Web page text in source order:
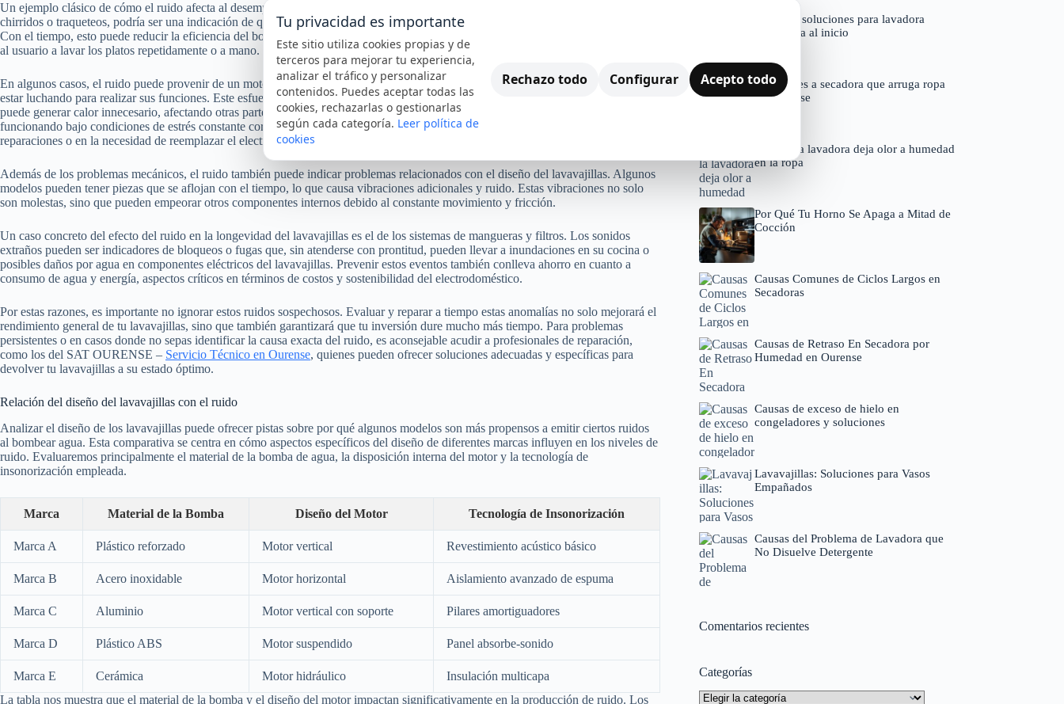
Un ejemplo clásico de cómo el ruido afecta al desempeño es cuando los sonidos provienen de la bomba de agua. Si la bomba emite
chirridos o traqueteos, podría ser una indicación de que está obstruida por residuos o está empezando a fallar debido al desgaste.
Con el tiempo, esto puede reducir la eficiencia del bombeo de agua, causando que los platos no se limpien adecuadamente, forzando
al usuario a lavar los platos repetidamente o a mano.
En algunos casos, el ruido puede provenir de un motor defectuoso. Un motor que emite un zumbido inusual o prolongado podría
estar luchando para realizar sus funciones. Este esfuerzo adicional no solo incrementa el consumo de energía, sino que también
puede generar calor innecesario, afectando otras partes del lavavajillas y acortando su vida útil. De igual forma, un motor que está
funcionando bajo condiciones de estrés constante corre un riesgo más alto de averiarse completamente, lo que resulta en costosas
reparaciones o en la necesidad de reemplazar el electrodoméstico.
Además de los problemas mecánicos, el ruido también puede indicar problemas relacionados con el diseño del lavavajillas. Algunos
modelos pueden tener piezas que se aflojan con el tiempo, lo que causa vibraciones adicionales y ruido. Estas vibraciones no solo
son molestas, sino que pueden empeorar otros componentes internos debido al constante movimiento y fricción.
Un caso concreto del efecto del ruido en la longevidad del lavavajillas es el de los sistemas de mangueras y filtros. Los sonidos
extraños pueden ser indicadores de bloqueos o fugas que, sin atenderse con prontitud, pueden llevar a inundaciones en su cocina o
posibles daños por agua en componentes eléctricos del lavavajillas. Prevenir estos eventos también conlleva ahorro en cuanto a
consumo de agua y energía, aspectos críticos en términos de costos y sostenibilidad del electrodoméstico.
Por estas razones, es importante no ignorar estos ruidos sospechosos. Evaluar y reparar a tiempo estas anomalías no solo mejorará el
rendimiento general de tu lavavajillas, sino que también garantizará que tu inversión dure mucho más tiempo. Para problemas
persistentes o en casos donde no sepas identificar la causa exacta del ruido, es aconsejable acudir a profesionales de reparación,
como los del SAT OURENSE – Servicio Técnico en Ourense, quienes pueden ofrecer soluciones adecuadas y específicas para
devolver tu lavavajillas a su estado óptimo.
Relación del diseño del lavavajillas con el ruido
Analizar el diseño de los lavavajillas puede ofrecer pistas sobre por qué algunos modelos son más propensos a emitir ciertos ruidos
al bombear agua. Esta comparativa se centra en cómo aspectos específicos del diseño de diferentes marcas influyen en los niveles de
ruido. Evaluaremos principalmente el material de la bomba de agua, la disposición interna del motor y la tecnología de
insonorización empleada.
Marca Material de la Bomba Diseño del Motor Tecnología de Insonorización
Marca A Plástico reforzado Motor vertical Revestimiento acústico básico
Marca B Acero inoxidable Motor horizontal Aislamiento avanzado de espuma
Marca C Aluminio Motor vertical con soporte Pilares amortiguadores
Marca D Plástico ABS Motor suspendido Panel absorbe-sonido
Marca E Cerámica Motor hidráulico
Insulación multicapa
La tabla nos muestra que el material de la bomba y el diseño del motor impactan significativamente en la producción de ruido. Los
Causas y soluciones para lavadora
bloqueada al inicio
Soluciones a secadora que arruga ropa
en Ourense
Por qué la lavadora deja olor a humedad
en la ropa
Por Qué Tu Horno Se Apaga a Mitad de
Cocción
Causas Comunes de Ciclos Largos en
Secadoras
Causas de Retraso En Secadora por
Humedad en Ourense
Causas de exceso de hielo en
congeladores y soluciones
Lavavajillas: Soluciones para Vasos
Empañados
Causas del Problema de Lavadora que
No Disuelve Detergente
Comentarios recientes
Categorías
Categorías
Tu privacidad es importante
Este sitio utiliza cookies propias y de
terceros para mejorar tu experiencia,
analizar el tráfico y personalizar
contenidos. Puedes aceptar todas las
cookies, rechazarlas o gestionarlas
según cada categoría. Leer política de
cookies
Rechazo todo Configurar Acepto todo